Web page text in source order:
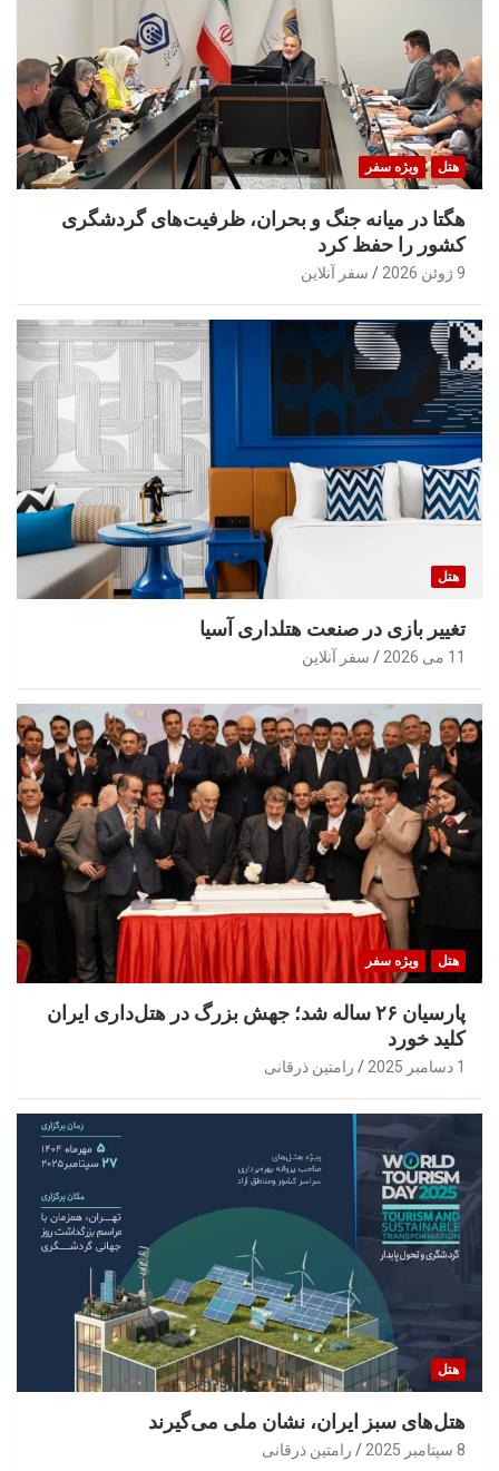
هتل ویژه سفر
هگتا در میانه جنگ و بحران، ظرفیت‌های گردشگری
کشور را حفظ کرد
9 ژوئن 2026 سفر آنلاین
هتل
تغییر بازی در صنعت هتلداری آسیا
11 می 2026 سفر آنلاین
هتل ویژه سفر
پارسیان ۲۶ ساله شد؛ جهش بزرگ در هتل‌داری ایران
کلید خورد
1 دسامبر 2025 رامتین ذرقانی
هتل
هتل‌های سبز ایران، نشان ملی می‌گیرند
8 سپتامبر 2025 رامتین ذرقانی